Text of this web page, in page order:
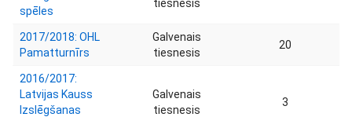
spēles
tiesnesis
2017/2018: OHL
Pamatturnīrs
Galvenais
tiesnesis
20
2016/2017:
Latvijas Kauss
Izslēgšanas
Galvenais
tiesnesis
3